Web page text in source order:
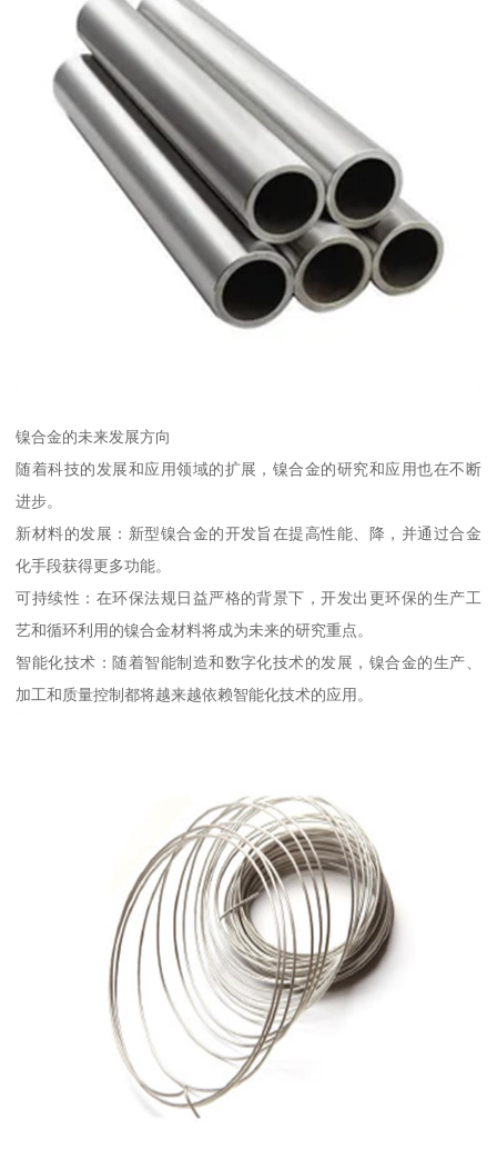
镍合金的未来发展方向
随着科技的发展和应用领域的扩展，镍合金的研究和应用也在不断
进步。
新材料的发展：新型镍合金的开发旨在提高性能、降，并通过合金
化手段获得更多功能。
可持续性：在环保法规日益严格的背景下，开发出更环保的生产工
艺和循环利用的镍合金材料将成为未来的研究重点。
智能化技术：随着智能制造和数字化技术的发展，镍合金的生产、
加工和质量控制都将越来越依赖智能化技术的应用。